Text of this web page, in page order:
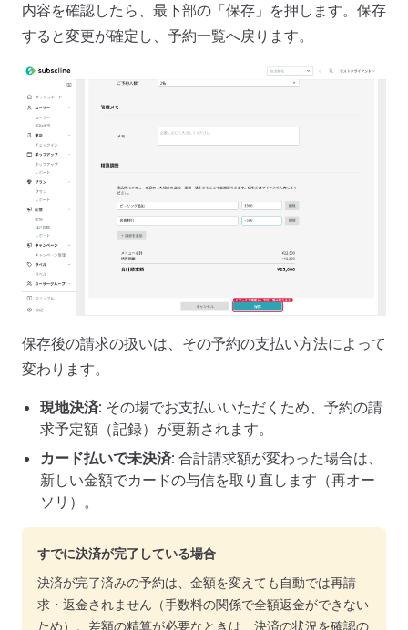
内容を確認したら、最下部の「保存」を押します。保存
すると変更が確定し、予約一覧へ戻ります。
保存後の請求の扱いは、その予約の支払い方法によって
変わります。
現地決済: その場でお支払いいただくため、予約の請
求予定額（記録）が更新されます。
カード払いで未決済: 合計請求額が変わった場合は、
新しい金額でカードの与信を取り直します（再オー
ソリ）。
すでに決済が完了している場合
決済が完了済みの予約は、金額を変えても自動では再請
求・返金されません（手数料の関係で全額返金ができない
ため）。差額の精算が必要なときは、決済の状況を確認の